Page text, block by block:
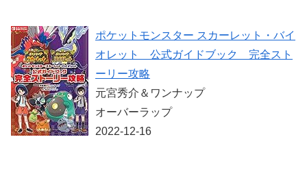
ポケットモンスター スカーレット・バイ
オレット 公式ガイドブック 完全スト
ーリー攻略
元宮秀介＆ワンナップ
オーバーラップ
2022-12-16